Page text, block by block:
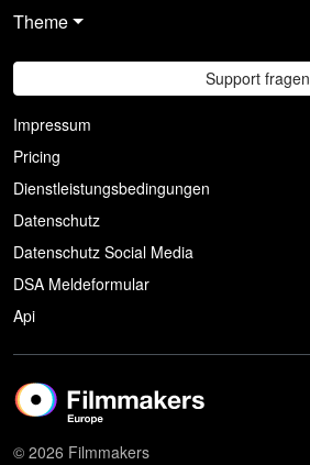
Theme
Support fragen
Impressum
Pricing
Dienstleistungsbedingungen
Datenschutz
Datenschutz Social Media
DSA Meldeformular
Api
© 2026 Filmmakers